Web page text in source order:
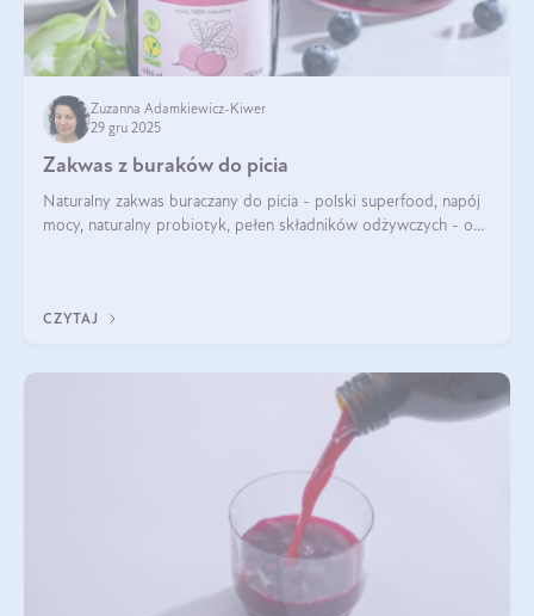
Zuzanna Adamkiewicz-Kiwer
29 gru 2025
Zakwas z buraków do picia
Naturalny zakwas buraczany do picia - polski superfood, napój
mocy, naturalny probiotyk, pełen składników odżywczych - o
CZYTAJ